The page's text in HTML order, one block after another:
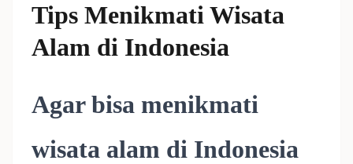
Tips Menikmati Wisata
Alam di Indonesia
Agar bisa menikmati
wisata alam di Indonesia